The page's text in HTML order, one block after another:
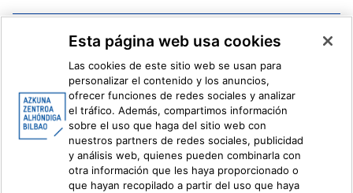
Facebook
X
Ivoox
Información legal Sistema Interno de Información
Esta página web usa cookies
Las cookies de este sitio web se usan para
personalizar el contenido y los anuncios,
ofrecer funciones de redes sociales y analizar
el tráfico. Además, compartimos información
sobre el uso que haga del sitio web con
nuestros partners de redes sociales, publicidad
y análisis web, quienes pueden combinarla con
otra información que les haya proporcionado o
que hayan recopilado a partir del uso que haya